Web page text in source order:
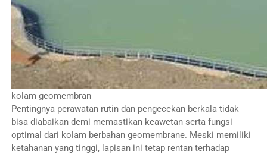
kolam geomembran
Pentingnya perawatan rutin dan pengecekan berkala tidak
bisa diabaikan demi memastikan keawetan serta fungsi
optimal dari kolam berbahan geomembrane. Meski memiliki
ketahanan yang tinggi, lapisan ini tetap rentan terhadap